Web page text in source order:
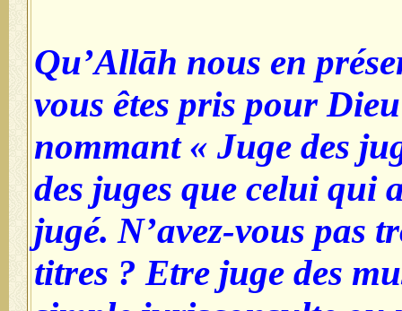
Qu’Allāh nous en
vous êtes pris pour
nommant « Juge des
des juges que celui qui
jugé. N’avez-vous pas
titres ? Etre juge des